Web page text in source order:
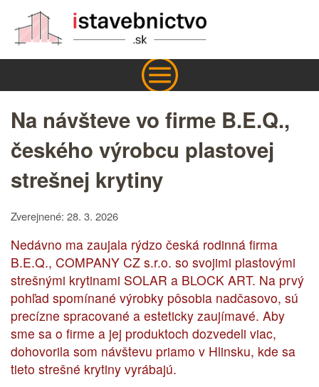
Na návšteve vo firme B.E.Q.,
českého výrobcu plastovej
strešnej krytiny
Zverejnené: 28. 3. 2026
Nedávno ma zaujala rýdzo česká rodinná firma
B.E.Q., COMPANY CZ s.r.o. so svojimi plastovými
strešnými krytinami SOLAR a BLOCK ART. Na prvý
pohľad spomínané výrobky pôsobia nadčasovo, sú
precízne spracované a esteticky zaujímavé. Aby
sme sa o firme a jej produktoch dozvedeli viac,
dohovorila som návštevu priamo v Hlinsku, kde sa
tieto strešné krytiny vyrábajú.